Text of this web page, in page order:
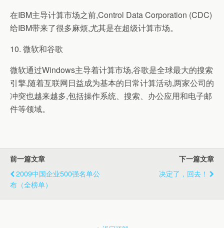
在IBM主导计算市场之前,Control Data Corporation (CDC)
给IBM带来了很多麻烦,尤其是在超级计算市场。
10. 微软和谷歌
微软通过Windows主导着计算市场,谷歌是全球最大的搜索
引擎,随着互联网日益成为基本的日常计算活动,两家公司的
冲突也越来越多,包括操作系统、搜索、办公应用和电子邮
件等领域。
前一篇文章
2009中国企业500强名单公
布（全榜单）
下一篇文章
决定了，回去！